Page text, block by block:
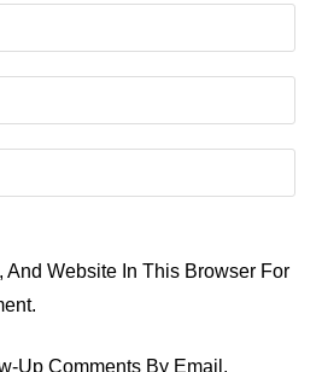
And Website In This Browser For
Up Comments By Email.